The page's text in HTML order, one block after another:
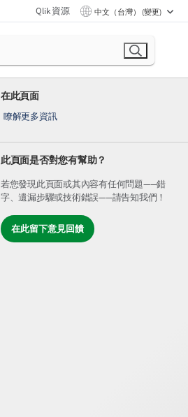
Qlik 資源 中文（台灣） (變更)
在此頁面
瞭解更多資訊
此頁面是否對您有幫助？
若您發現此頁面或其內容有任何問題——錯
字、遺漏步驟或技術錯誤——請告知我們！
在此留下意見回饋